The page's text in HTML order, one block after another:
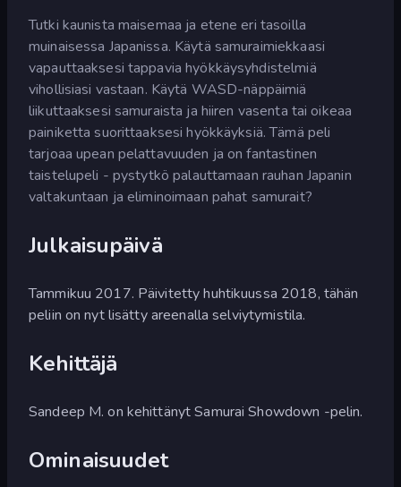
Tutki kaunista maisemaa ja etene eri tasoilla
muinaisessa Japanissa. Käytä samuraimiekkaasi
vapauttaaksesi tappavia hyökkäysyhdistelmiä
vihollisiasi vastaan. Käytä WASD-näppäimiä
liikuttaaksesi samuraista ja hiiren vasenta tai oikeaa
painiketta suorittaaksesi hyökkäyksiä. Tämä peli
tarjoaa upean pelattavuuden ja on fantastinen
taistelupeli - pystytkö palauttamaan rauhan Japanin
valtakuntaan ja eliminoimaan pahat samurait?
Julkaisupäivä
Tammikuu 2017. Päivitetty huhtikuussa 2018, tähän
peliin on nyt lisätty areenalla selviytymistila.
Kehittäjä
Sandeep M. on kehittänyt Samurai Showdown -pelin.
Ominaisuudet